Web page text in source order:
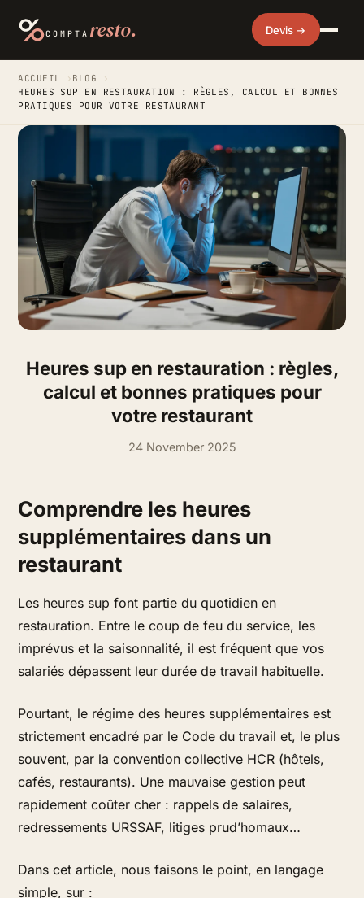
COMPTA resto. Devis →
ACCUEIL › BLOG
›
HEURES SUP EN RESTAURATION : RÈGLES, CALCUL ET BONNES
PRATIQUES POUR VOTRE RESTAURANT
Heures sup en restauration : règles,
calcul et bonnes pratiques pour
votre restaurant
24 November 2025
Comprendre les heures
supplémentaires dans un
restaurant
Les heures sup font partie du quotidien en
restauration. Entre le coup de feu du service, les
imprévus et la saisonnalité, il est fréquent que vos
salariés dépassent leur durée de travail habituelle.
Pourtant, le régime des heures supplémentaires est
strictement encadré par le Code du travail et, le plus
souvent, par la convention collective HCR (hôtels,
cafés, restaurants). Une mauvaise gestion peut
rapidement coûter cher : rappels de salaires,
redressements URSSAF, litiges prud’homaux…
Dans cet article, nous faisons le point, en langage
simple, sur :